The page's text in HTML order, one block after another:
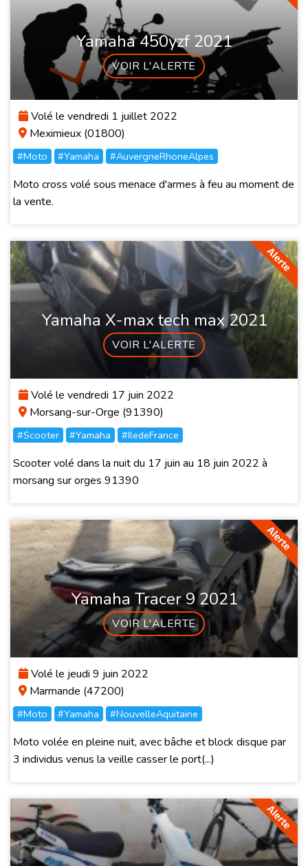
Yamaha 450yzf 2021
VOIR L'ALERTE
Volé le vendredi 1 juillet 2022
Meximieux (01800)
#Moto #Yamaha #AuvergneRhoneAlpes
Moto cross volé sous menace d'armes à feu au moment de
la vente.
Yamaha X-max tech max 2021
VOIR L'ALERTE
Volé le vendredi 17 juin 2022
Morsang-sur-Orge (91390)
#Scooter #Yamaha #IledeFrance
Scooter volé dans la nuit du 17 juin au 18 juin 2022 à
morsang sur orges 91390
Yamaha Tracer 9 2021
VOIR L'ALERTE
Volé le jeudi 9 juin 2022
Marmande (47200)
#Moto #Yamaha #NouvelleAquitaine
Moto volée en pleine nuit, avec bâche et block disque par
3 individus venus la veille casser le port(...)